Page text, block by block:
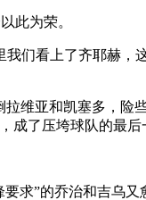
此为荣。
们看上了齐耶赫，
维亚和凯塞多，险
成了压垮球队的最后
要求”的乔治和吉乌